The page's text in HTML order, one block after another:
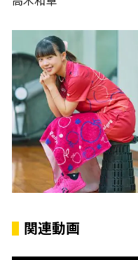
関連動画